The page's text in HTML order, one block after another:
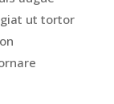
ut tortor